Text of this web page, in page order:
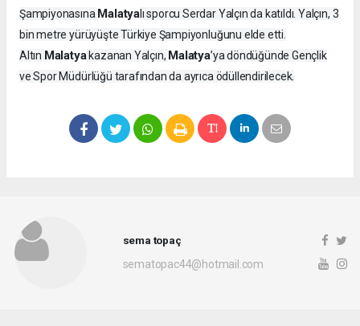
Şampiyonasına Malatyalı sporcu Serdar Yalçın da katıldı. Yalçın, 3
bin metre yürüyüşte Türkiye Şampiyonluğunu elde etti.
Altın Malatyakazanan Yalçın, Malatya’ya döndüğünde Gençlik
ve Spor Müdürlüğü tarafından da ayrıca ödüllendirilecek.
sema topaç
sematopac44@hotmail.com